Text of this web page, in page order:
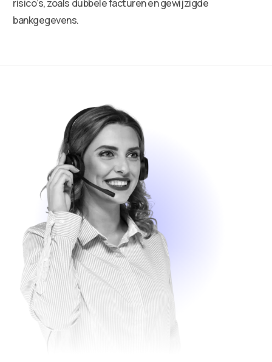
risico’s, zoals dubbele facturen en gewijzigde
bankgegevens.